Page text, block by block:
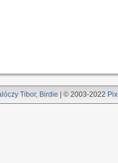
Tibor, Birdie | © 2003-2022